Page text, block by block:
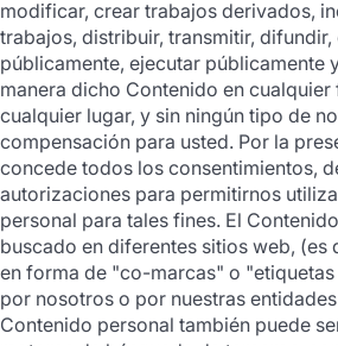
modificar, crear trabajos derivados,
trabajos, distribuir, transmitir,
públicamente, ejecutar públicamente
manera dicho Contenido en
cualquier lugar, y sin ningún tipo de
compensación para usted. Por la
concede todos los consentimientos,
autorizaciones para permitirnos
personal para tales fines. El
buscado en diferentes sitios web, (es
en forma de "co-marcas" o
por nosotros o por nuestras
Contenido personal también puede